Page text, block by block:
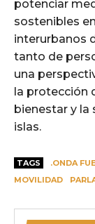
potenciar
sostenibles
interurbanos
tanto de
una
la protección
bienestar y la
islas.
TAGS .ONDA
MOVILIDAD